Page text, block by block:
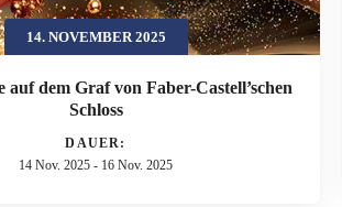
14. NOVEMBER 2025
dem Graf von Faber-Castell’schen
Schloss
DAUER:
14 Nov. 2025 - 16 Nov. 2025